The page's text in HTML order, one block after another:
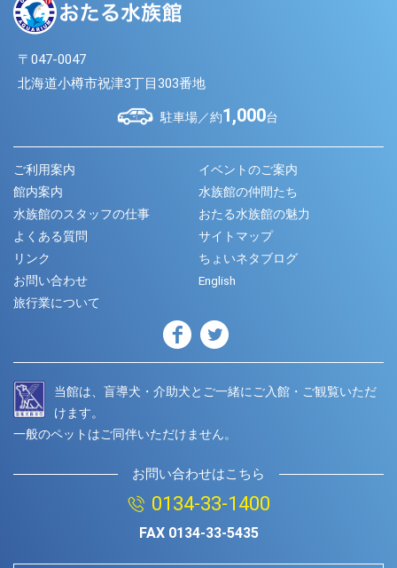
〒047-0047
北海道小樽市祝津3丁目303番地
駐車場／約1,000台
ご利用案内
イベントのご案内
館内案内
水族館の仲間たち
水族館のスタッフの仕事
おたる水族館の魅力
よくある質問
サイトマップ
リンク
ちょいネタブログ
お問い合わせ
English
旅行業について
当館は、盲導犬・介助犬とご一緒にご入館・ご観覧いただ
けます。
一般のペットはご同伴いただけません。
お問い合わせはこちら
0134-33-1400
FAX 0134-33-5435